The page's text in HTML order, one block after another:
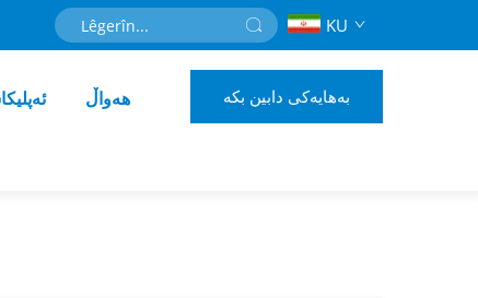
KU
هەواڵ بەهایەکی دابین بکە